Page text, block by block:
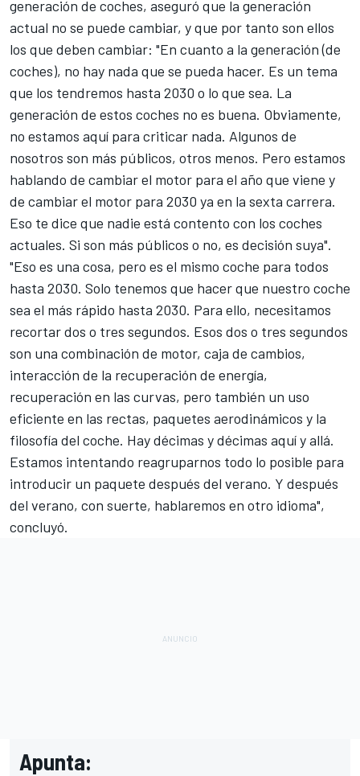
generación de coches, aseguró que la generación
actual no se puede cambiar, y que por tanto son ellos
los que deben cambiar: "En cuanto a la generación (de
coches), no hay nada que se pueda hacer. Es un tema
que los tendremos hasta 2030 o lo que sea. La
generación de estos coches no es buena. Obviamente,
no estamos aquí para criticar nada. Algunos de
nosotros son más públicos, otros menos. Pero estamos
hablando de cambiar el motor para el año que viene y
de cambiar el motor para 2030 ya en la sexta carrera.
Eso te dice que nadie está contento con los coches
actuales. Si son más públicos o no, es decisión suya".
"Eso es una cosa, pero es el mismo coche para todos
hasta 2030. Solo tenemos que hacer que nuestro coche
sea el más rápido hasta 2030. Para ello, necesitamos
recortar dos o tres segundos. Esos dos o tres segundos
son una combinación de motor, caja de cambios,
interacción de la recuperación de energía,
recuperación en las curvas, pero también un uso
eficiente en las rectas, paquetes aerodinámicos y la
filosofía del coche. Hay décimas y décimas aquí y allá.
Estamos intentando reagruparnos todo lo posible para
introducir un paquete después del verano. Y después
del verano, con suerte, hablaremos en otro idioma",
concluyó.
Apunta: